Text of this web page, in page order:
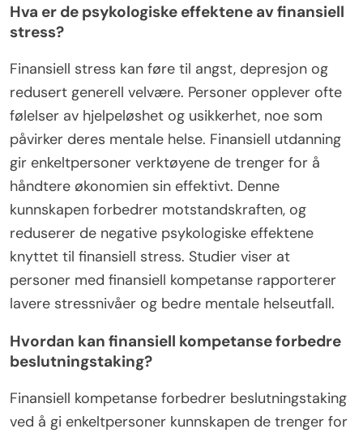
Hva er de psykologiske effektene av finansiell
stress?
Finansiell stress kan føre til angst, depresjon og
redusert generell velvære. Personer opplever ofte
følelser av hjelpeløshet og usikkerhet, noe som
påvirker deres mentale helse. Finansiell utdanning
gir enkeltpersoner verktøyene de trenger for å
håndtere økonomien sin effektivt. Denne
kunnskapen forbedrer motstandskraften, og
reduserer de negative psykologiske effektene
knyttet til finansiell stress. Studier viser at
personer med finansiell kompetanse rapporterer
lavere stressnivåer og bedre mentale helseutfall.
Hvordan kan finansiell kompetanse forbedre
beslutningstaking?
Finansiell kompetanse forbedrer beslutningstaking
ved å gi enkeltpersoner kunnskapen de trenger for